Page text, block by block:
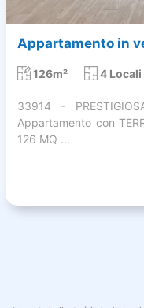
Appartamento in
126m² 4 Locali
33914 -
Appartamento con
126 MQ ...